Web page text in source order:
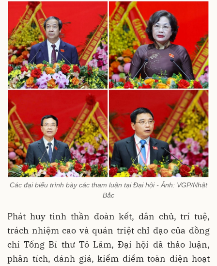
Các đại biểu trình bày các tham luận tại Đại hội - Ảnh: VGP/Nhật
Bắc
Phát huy tinh thần đoàn kết, dân chủ, trí tuệ,
trách nhiệm cao và quán triệt chỉ đạo của đồng
chí Tổng Bí thư Tô Lâm, Đại hội đã thảo luận,
phân tích, đánh giá, kiểm điểm toàn diện hoạt